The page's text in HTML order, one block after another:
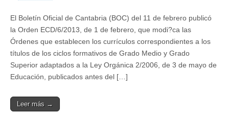
los
estudios
FP
en
El Boletín Oficial de Cantabria (BOC) del 11 de febrero publicó
la Orden ECD/6/2013, de 1 de febrero, que modi?ca las
Órdenes que establecen los currículos correspondientes a los
títulos de los ciclos formativos de Grado Medio y Grado
Superior adaptados a la Ley Orgánica 2/2006, de 3 de mayo de
Educación, publicados antes del […]
Leer más →